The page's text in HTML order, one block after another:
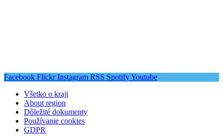
Facebook Flickr Instagram RSS SpotifyYoutube
Všetko o kraji
About region
Dôležité dokumenty
Používanie cookies
GDPR